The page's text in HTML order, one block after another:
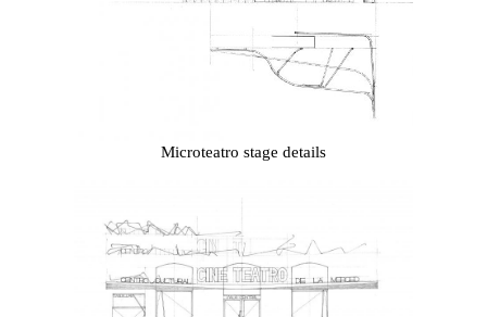
Microteatro stage details